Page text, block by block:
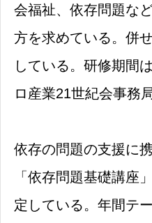
会福祉、依存問題な
方を求めている。併
している。研修期間
ロ産業21世紀会事務
依存の問題の支援に
「依存問題基礎講座
定している。年間テ